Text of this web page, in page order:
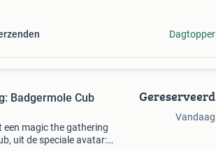
Dagtopper
Badgermole Cub
een magic the gathering
uit de speciale avatar:
Gereserveerd
Vandaag